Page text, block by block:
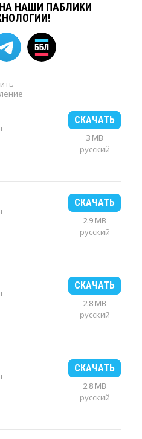
НАШИ ПАБЛИКИ
СКАЧАТЬ
3 MB
русский
СКАЧАТЬ
2.9 MB
русский
СКАЧАТЬ
2.8 MB
русский
СКАЧАТЬ
2.8 MB
русский